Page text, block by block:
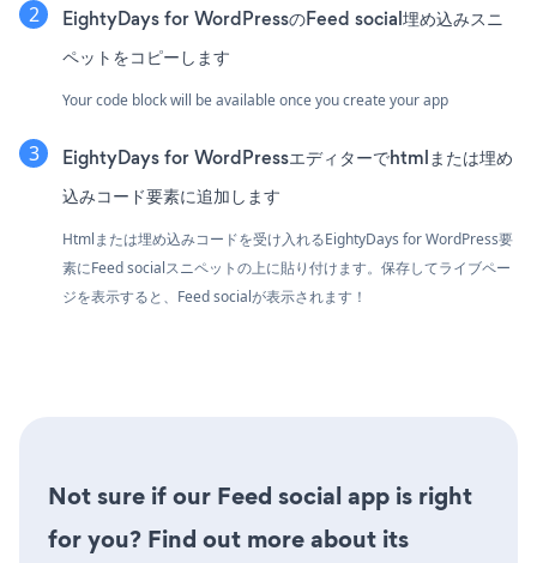
EightyDays for WordPressのFeed social埋め込みスニ
ペットをコピーします
Your code block will be available once you create your app
EightyDays for WordPressエディターでhtmlまたは埋め
込みコード要素に追加します
Htmlまたは埋め込みコードを受け入れるEightyDays for WordPress要
素にFeed socialスニペットの上に貼り付けます。保存してライブペー
ジを表示すると、Feed socialが表示されます！
Not sure if our Feed social app is right
for you? Find out more about its